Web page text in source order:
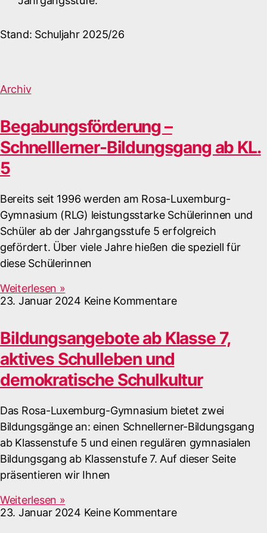
Stand: Schuljahr 2025/26
Archiv
Begabungsförderung –
Schnelllerner-Bildungsgang ab KL.
5
Bereits seit 1996 werden am Rosa-Luxemburg-
Gymnasium (RLG) leistungsstarke Schülerinnen und
Schüler ab der Jahrgangsstufe 5 erfolgreich
gefördert. Über viele Jahre hießen die speziell für
diese Schülerinnen
Weiterlesen »
23. Januar 2024 Keine Kommentare
Bildungsangebote ab Klasse 7,
aktives Schulleben und
demokratische Schulkultur
Das Rosa-Luxemburg-Gymnasium bietet zwei
Bildungsgänge an: einen Schnellerner-Bildungsgang
ab Klassenstufe 5 und einen regulären gymnasialen
Bildungsgang ab Klassenstufe 7. Auf dieser Seite
präsentieren wir Ihnen
Weiterlesen »
23. Januar 2024 Keine Kommentare